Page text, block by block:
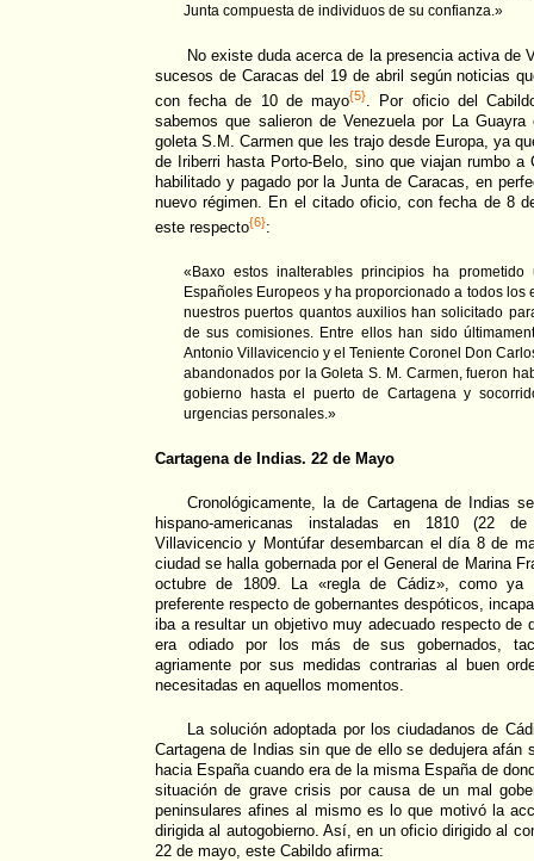
Junta compuesta de individuos de su confianza.»
No existe duda acerca de la presencia activa de
sucesos de Caracas del 19 de abril según noticias
con fecha de 10 de mayo{5}. Por oficio del
sabemos que salieron de Venezuela por La
goleta S.M. Carmen que les trajo desde Europa, ya
de Iriberri hasta Porto-Belo, sino que viajan rumbo a
habilitado y pagado por la Junta de Caracas, en
nuevo régimen. En el citado oficio, con fecha de 8
este respecto{6}:
«Baxo estos inalterables principios ha
Españoles Europeos y ha proporcionado a todos
nuestros puertos quantos auxilios han solicitado
de sus comisiones. Entre ellos han sido
Antonio Villavicencio y el Teniente Coronel Don
abandonados por la Goleta S. M. Carmen, fueron
gobierno hasta el puerto de Cartagena y
urgencias personales.»
Cartagena de Indias. 22 de Mayo
Cronológicamente, la de Cartagena de Indias
hispano-americanas instaladas en 1810 (22
Villavicencio y Montúfar desembarcan el día 8 de
ciudad se halla gobernada por el General de Marina
octubre de 1809. La «regla de Cádiz», como ya
preferente respecto de gobernantes despóticos,
iba a resultar un objetivo muy adecuado respecto de
era odiado por los más de sus gobernados,
agriamente por sus medidas contrarias al buen
necesitadas en aquellos momentos.
La solución adoptada por los ciudadanos de
Cartagena de Indias sin que de ello se dedujera afán
hacia España cuando era de la misma España de
situación de grave crisis por causa de un mal
peninsulares afines al mismo es lo que motivó la
dirigida al autogobierno. Así, en un oficio dirigido al
22 de mayo, este Cabildo afirma: